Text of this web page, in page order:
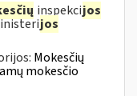
inspekcijos
jos
Mokesčių
mokesčio